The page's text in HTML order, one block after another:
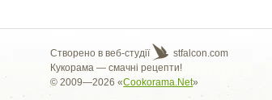
Створено в веб-студії
stfalcon.com
Кукорама — смачні рецепти!
© 2009—2026 «Cookorama.Net»